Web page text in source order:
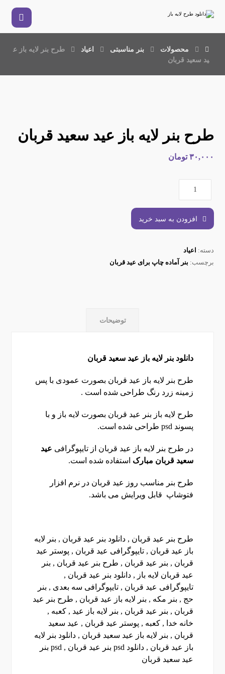
محصولات بنر مناسبتی اعیاد
طرح بنر لایه باز ع
ید سعید قربان
طرح بنر لایه باز عید سعید قربان
۳۰,۰۰۰ تومان
افزودن به سبد خرید
دسته: اعیاد
برچسب: بنر آماده چاپ برای عید قربان
توضیحات
دانلود بنر لایه باز عید سعید قربان
طرح بنر لایه باز عید قربان بصورت عمودی با پس
زمینه زرد رنگ طراحی شده است .
طرح لایه باز بنر عید قربان بصورت لایه باز و با
پسوند psd طراحی شده است.
در طرح بنر لایه باز عید قربان از تایپوگرافی عید
سعید قربان مبارک استفاده شده است.
طرح بنر مناسب روز عید قربان در نرم افزار
فتوشاپ قابل ویرایش می باشد.
طرح بنر عید قربان , دانلود بنر عید قربان , بنر لایه
باز عید قربان , تایپوگرافی عید قربان , پوستر عید
قربان , بنر عید قربان , طرح بنر عید قربان , بنر
عید قربان لایه باز , دانلود بنر عید قربان ,
تایپوگرافی عید قربان , تایپوگرافی سه بعدی , بنر
حج , بنر مکه , بنر لایه باز عید قربان , طرح بنر عید
قربان , بنر عید قربان , بنر لایه باز عید , کعبه ,
خانه خدا , کعبه , پوستر عید قربان , عید سعید
قربان , بنر لایه باز عید سعید قربان , دانلود بنر لایه
باز عید قربان , دانلود psd بنر عید قربان , psd بنر
عید سعید قربان